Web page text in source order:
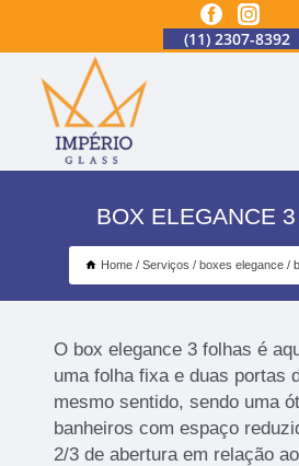
(11) 2307-8392
BOX ELEGANCE
Home Serviços boxes elegance
O box elegance 3 folhas é
uma folha fixa e duas portas
mesmo sentido, sendo uma
banheiros com espaço
2/3 de abertura em relação